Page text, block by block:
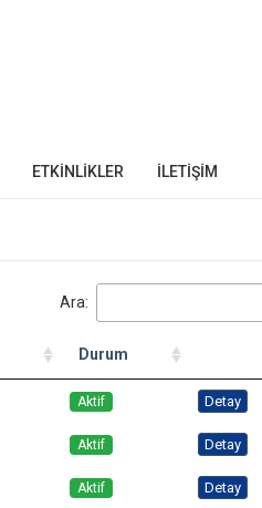
ETKİNLİKLER İLETİŞİM
Ara:
Durum
Aktif Detay
Aktif Detay
Aktif Detay